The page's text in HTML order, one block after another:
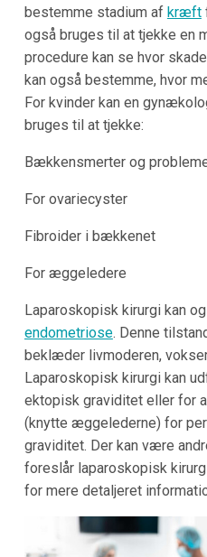
bestemme stadium af kræft
også bruges til at tjekke en
procedure kan se hvor
kan også bestemme, hvor
For kvinder kan en
bruges til at tjekke:
Bækkensmerter og
For ovariecyster
Fibroider i bækkenet
For æggeledere
Laparoskopisk kirurgi kan
endometriose. Denne
beklæder livmoderen,
Laparoskopisk kirurgi kan
ektopisk graviditet eller for
(knytte æggelederne) for
graviditet. Der kan være
foreslår laparoskopisk
for mere detaljeret